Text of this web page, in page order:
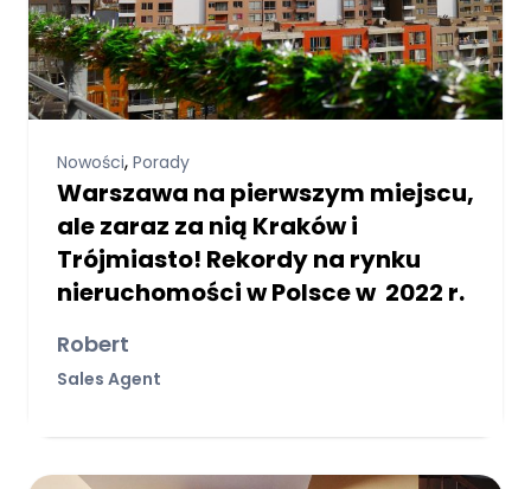
Nowości, Porady
Warszawa na pierwszym miejscu,
ale zaraz za nią Kraków i
Trójmiasto! Rekordy na rynku
nieruchomości w Polsce w 2022 r.
Robert
Sales Agent